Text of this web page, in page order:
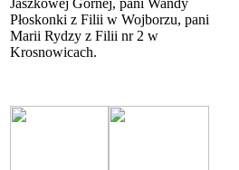
Płoskonki z Filii w Wojborzu, pani
Marii Rydzy z Filii nr 2 w
Krosnowicach.